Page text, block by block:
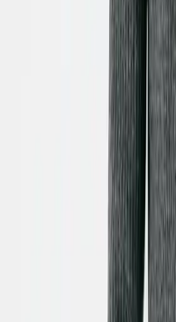
Descreva o movimento
opcional. Escolha a
ecrã (perfeito para
paisagem) e adicione
voz ou grave a sua
selecionar uma música
Gere e Finalize o
Clique em 'Gerar
irá criar uma animação
geração, pode usar o
ajustes finos, adicionar
de descarregar e
Mais ferramentas